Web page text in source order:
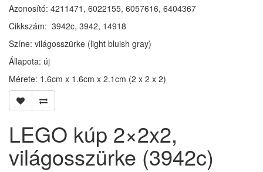
Azonosító: 4211471, 6022155, 6057616, 6404367
Cikkszám: 3942c, 3942, 14918
Színe: világosszürke (light bluish gray)
Állapota: új
Mérete: 1.6cm x 1.6cm x 2.1cm (2 x 2 x 2)
LEGO kúp 2×2x2,
világosszürke (3942c)